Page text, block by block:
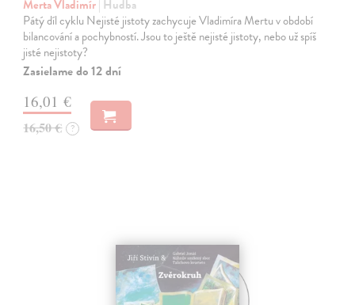
Merta Vladimír| Hudba
Pátý díl cyklu Nejisté jistoty zachycuje Vladimíra Mertu v období
bilancování a pochybností. Jsou to ještě nejisté jistoty, nebo už spíš
jisté nejistoty?
Zasielame do 12 dní
16,01 €
16,50 € ?